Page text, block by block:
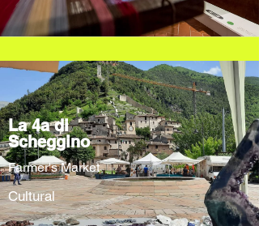
La 4a di
Scheggino
Farmer's Market
Cultural